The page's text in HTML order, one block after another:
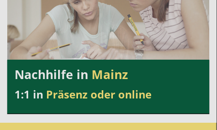
Nachhilfe in Mainz
1:1 in Präsenz oder online